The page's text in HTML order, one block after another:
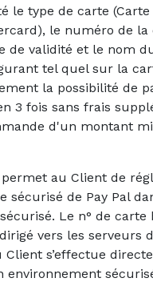
le type de carte (Carte
le numéro de la
de validité et le nom
tel quel sur la
la possibilité de
3 fois sans frais
d'un montant
au Client de
sécurisé de Pay Pal
Le n° de carte
vers les serveurs
s’effectue
environnement